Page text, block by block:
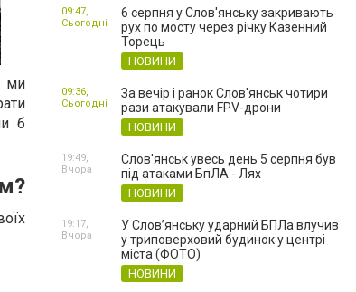
ми
б
6 серпня у Слов'янську закривають
рух по мосту через річку Казенний
Торець
НОВИНИ
09:47,
Сьогодні
За вечір і ранок Слов'янськ чотири
рази атакували FPV-дрони
НОВИНИ
09:36,
Сьогодні
Слов'янськ увесь день 5 серпня був
під атаками БпЛА - Лях
НОВИНИ
19:49,
Вчора
У Слов’янську ударний БПЛа влучив
у триповерховий будинок у центрі
міста (ФОТО)
НОВИНИ
19:17,
Вчора